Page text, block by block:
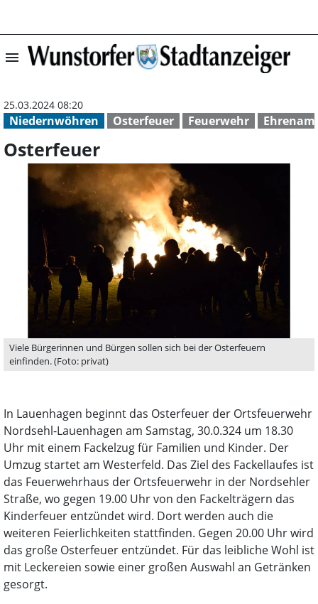
menu Osterfeuer |
Niedernwöhren Osterfeuer Feuerwehr
25.03.2024 08:20
Osterfeuer
Viele Bürgerinnen und Bürgen sollen sich bei der Osterfeuern
einfinden. (Foto: privat)
In Lauenhagen beginnt das Osterfeuer der Ortsfeuerwehr
Nordsehl-Lauenhagen am Samstag, 30.0.324 um 18.30
Uhr mit einem Fackelzug für Familien und Kinder. Der
Umzug startet am Westerfeld. Das Ziel des Fackellaufes ist
das Feuerwehrhaus der Ortsfeuerwehr in der Nordsehler
Straße, wo gegen 19.00 Uhr von den Fackelträgern das
Kinderfeuer entzündet wird. Dort werden auch die
weiteren Feierlichkeiten stattfinden. Gegen 20.00 Uhr wird
das große Osterfeuer entzündet. Für das leibliche Wohl ist
mit Leckereien sowie einer großen Auswahl an Getränken
gesorgt.